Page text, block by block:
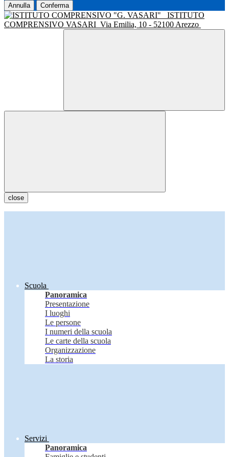
Annulla Conferma
ISTITUTO
COMPRENSIVO VASARI Via Emilia, 10 - 52100 Arezzo
close
Scuola
Panoramica
Presentazione
I luoghi
Le persone
I numeri della scuola
Le carte della scuola
Organizzazione
La storia
Servizi
Panoramica